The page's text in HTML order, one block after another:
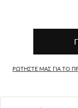
ΡΩΤΗΣΤΕ ΜΑΣ ΓΙΑ ΤΟ